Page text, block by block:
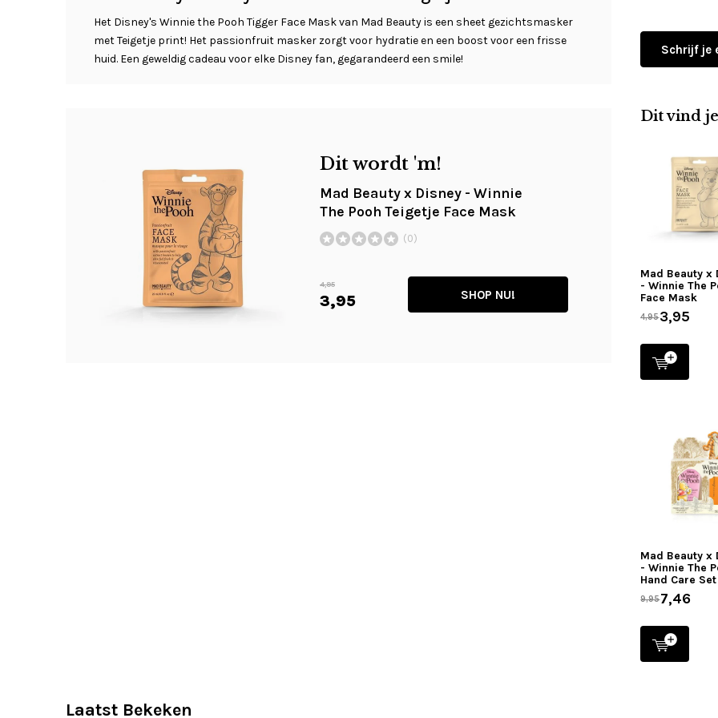
Het Disney's Winnie the Pooh Tigger Face Mask van Mad Beauty is een sheet gezichtsmasker
met Teigetje print! Het passionfruit masker zorgt voor hydratie en een boost voor een frisse
huid. Een geweldig cadeau voor elke Disney fan, gegarandeerd een smile!
Dit wordt 'm!
Mad Beauty x Disney - Winnie
The Pooh Teigetje Face Mask
(0)
4,95
3,95 SHOP NU!
Schrijf je
Dit vind
Mad Beauty x
- Winnie The
Face Mask
4,953,95
Mad Beauty x
- Winnie The
Hand Care Set
9,957,46
Laatst Bekeken